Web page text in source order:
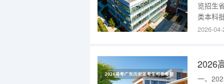
览招生
类本科
贸易(校
2026-
2026
一、